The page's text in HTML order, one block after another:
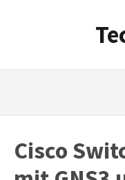
Cisco